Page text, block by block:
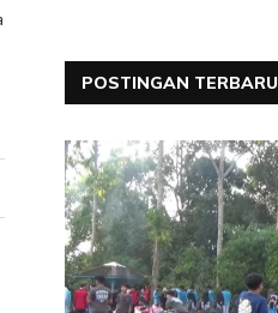
POSTINGAN TERBARU